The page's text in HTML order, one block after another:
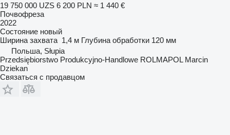
19 750 000 UZS 6 200 PLN ≈ 1 440 €
Почвофреза
2022
Состояние новый
Ширина захвата 1,4 м Глубина обработки 120 мм
Польша, Słupia
Przedsiębiorstwo Produkcyjno-Handlowe ROLMAPOL Marcin
Dziekan
Связаться с продавцом